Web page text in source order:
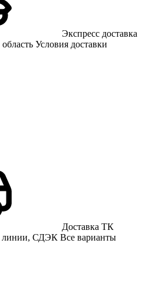
Экспресс доставка
Условия доставки
Доставка ТК
линии, СДЭК Все варианты